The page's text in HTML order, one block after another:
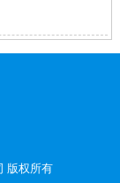
版权所有